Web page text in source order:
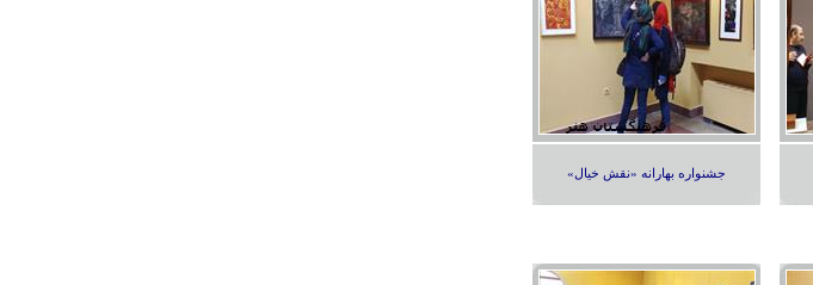
جشنواره بهارانه «نقش خیال»